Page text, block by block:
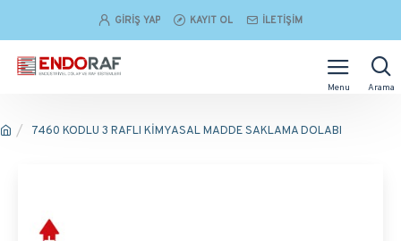
GIRIŞ YAP KAYIT OL İLETIŞIM
7460 KODLU 3 RAFLI KİMYASAL MADDE SAKLAMA DOLABI